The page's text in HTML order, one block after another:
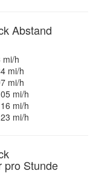
Abstand
mi/h
mi/h
mi/h
mi/h
mi/h
mi/h
pro Stunde